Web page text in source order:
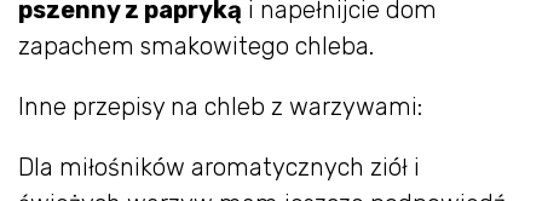
pszenny z papryką i napełnijcie dom
zapachem smakowitego chleba.
Inne przepisy na chleb z warzywami:
Dla miłośników aromatycznych ziół i